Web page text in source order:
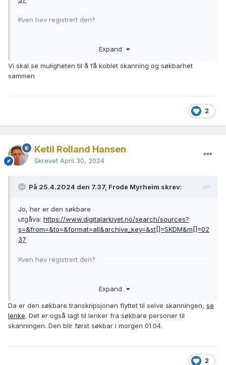
Kven hev registrert den?
Expand
Vi skal se muligheten til å få koblet skanning og søkbarhet
sammen
2
Ketil Rolland Hansen
Skrevet April 30, 2024
På 25.4.2024 den 7.37, Frode Myrheim skrev:
Jo, her er den søkbare
utgåva: https://www.digitalarkivet.no/search/sources?
s=&from=&to=&format=all&archive_key=&st[]=SKDM&m[]=02
37
Kven hev registrert den?
Expand
Da er den søkbare transkripsjonen flyttet til selve skanningen, se
lenke. Det er også lagt til lenker fra søkbare personer til
skanningen. Den blir først søkbar i morgen 01.04.
2